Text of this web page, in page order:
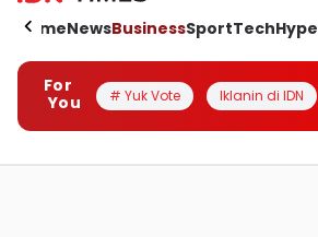
HomeNewsBusinessSportTechHype
For
You
# Yuk Vote Iklanin di IDN